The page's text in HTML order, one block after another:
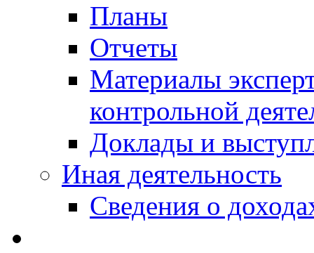
Планы
Отчеты
Материалы
контрольной
Доклады и
Иная деятельность
Сведения о